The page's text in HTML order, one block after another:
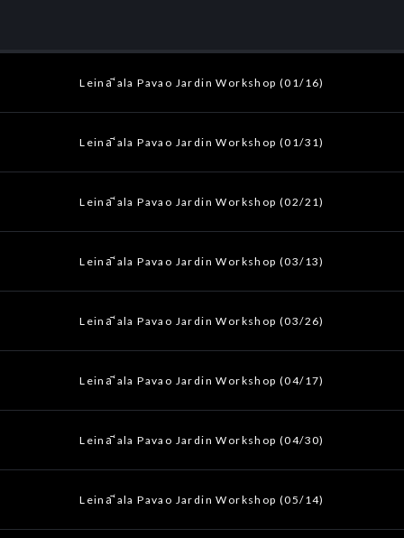
Leināʻala Pavao Jardin Workshop (01/16)
Leināʻala Pavao Jardin Workshop (01/31)
Leināʻala Pavao Jardin Workshop (02/21)
Leināʻala Pavao Jardin Workshop (03/13)
Leināʻala Pavao Jardin Workshop (03/26)
Leināʻala Pavao Jardin Workshop (04/17)
Leināʻala Pavao Jardin Workshop (04/30)
Leināʻala Pavao Jardin Workshop (05/14)